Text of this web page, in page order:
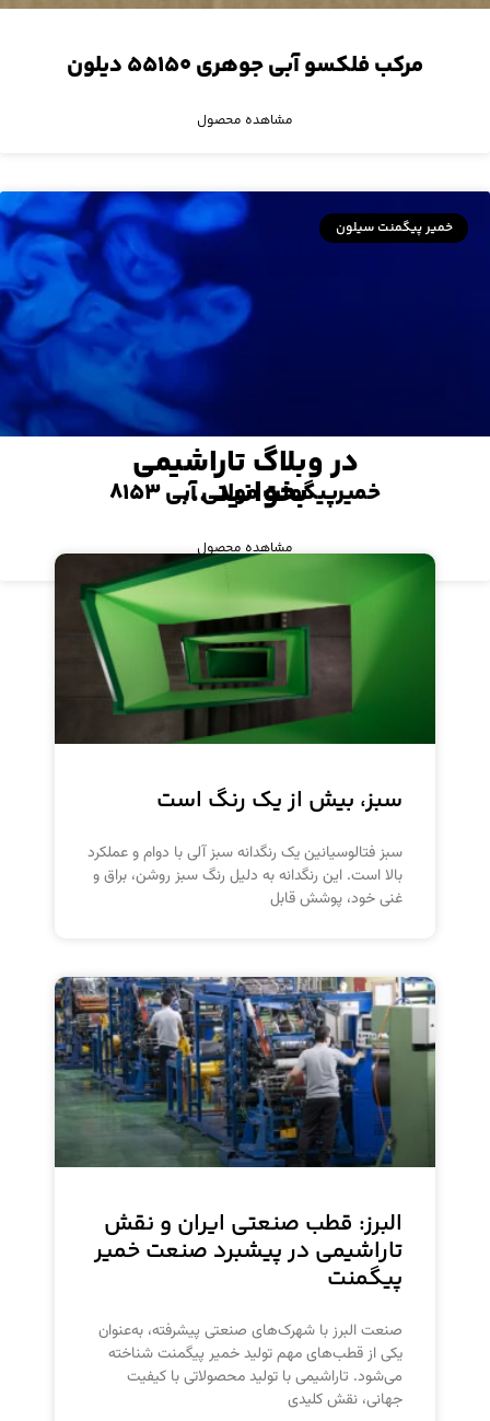
مرکب فلکسو آبی جوهری ۵۵۱۵۰ دیلون
مشاهده محصول
خمیر پیگمنت سیلون
خمیرپیگمنت مولتی آبی ۸۱۵۳
مشاهده محصول
در وبلاگ تاراشیمی
بخوانید ...
سبز، بیش از یک رنگ است
سبز فتالوسیانین یک رنگدانه سبز آلی با دوام و عملکرد
بالا است. این رنگدانه به دلیل رنگ سبز روشن، براق و
غنی خود، پوشش قابل
البرز: قطب صنعتی ایران و نقش
تاراشیمی در پیشبرد صنعت خمیر
پیگمنت
صنعت البرز با شهرک‌های صنعتی پیشرفته، به‌عنوان
یکی از قطب‌های مهم تولید خمیر پیگمنت شناخته
می‌شود. تاراشیمی با تولید محصولاتی با کیفیت
جهانی، نقش کلیدی